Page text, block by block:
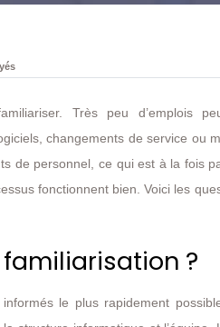
Très peu d’emplois
changements de service ou
de personnel, ce qui est à la fois
fonctionnent bien. Voici les
?
le plus rapidement